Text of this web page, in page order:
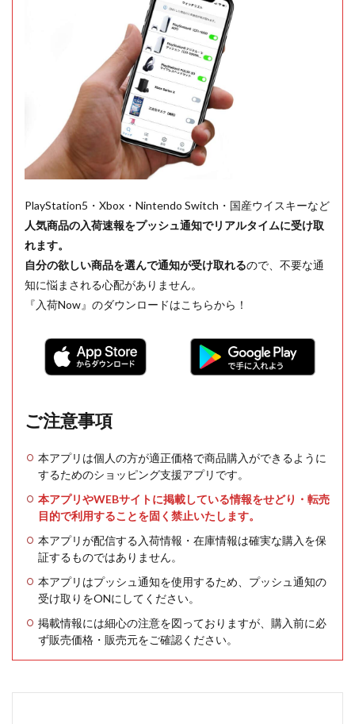
PlayStation5・Xbox・Nintendo Switch・国産ウイスキーなど
人気商品の入荷速報をプッシュ通知でリアルタイムに受け取
れます。
自分の欲しい商品を選んで通知が受け取れるので、不要な通
知に悩まされる心配がありません。
『入荷Now』のダウンロードはこちらから！
ご注意事項
本アプリは個人の方が適正価格で商品購入ができるように
するためのショッピング支援アプリです。
本アプリやWEBサイトに掲載している情報をせどり・転売
目的で利用することを固く禁止いたします。
本アプリが配信する入荷情報・在庫情報は確実な購入を保
証するものではありません。
本アプリはプッシュ通知を使用するため、プッシュ通知の
受け取りをONにしてください。
掲載情報には細心の注意を図っておりますが、購入前に必
ず販売価格・販売元をご確認ください。